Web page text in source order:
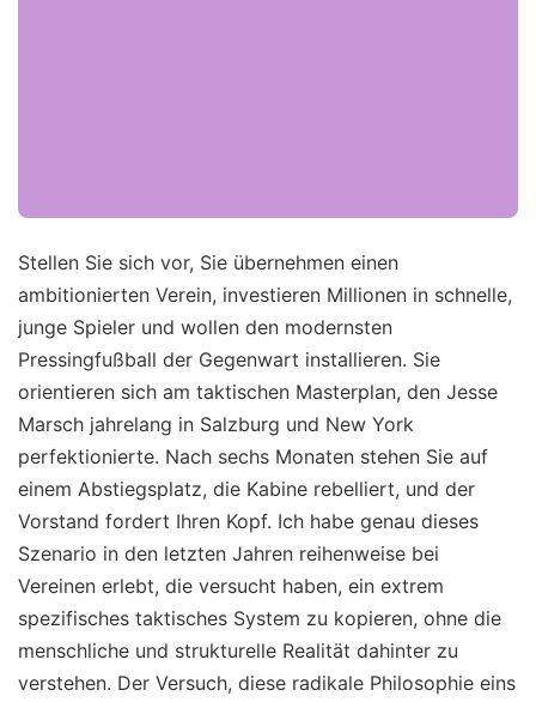
Stellen Sie sich vor, Sie übernehmen einen
ambitionierten Verein, investieren Millionen in schnelle,
junge Spieler und wollen den modernsten
Pressingfußball der Gegenwart installieren. Sie
orientieren sich am taktischen Masterplan, den Jesse
Marsch jahrelang in Salzburg und New York
perfektionierte. Nach sechs Monaten stehen Sie auf
einem Abstiegsplatz, die Kabine rebelliert, und der
Vorstand fordert Ihren Kopf. Ich habe genau dieses
Szenario in den letzten Jahren reihenweise bei
Vereinen erlebt, die versucht haben, ein extrem
spezifisches taktisches System zu kopieren, ohne die
menschliche und strukturelle Realität dahinter zu
verstehen. Der Versuch, diese radikale Philosophie eins